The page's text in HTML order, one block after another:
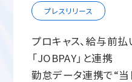
プレスリリース
プロキャス、給与前
「JOBPAY」と連携
勤怠データ連携で“